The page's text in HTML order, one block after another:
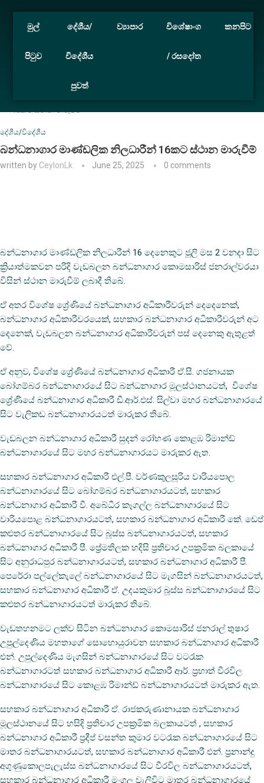
මුල්
පිටුව
දේශීය/
විදේශීය
පුවත්
ව්‍යාපාර විශේෂාංග
/ රසදෝත
කනපිට
16කට ස්ථාන මාරුවීම්
දේශීය/විදේශීය
බන්ධනාගාර මාණ්ඩලික නිලධාරීන් 16කට ස්ථාන මාරුවීම්
written by CeylonLk June 25, 2025 0 comments
බන්ධනාගාර මාණ්ඩලික නිලධාරීන් 16 දෙනෙකුට ජූලි මස 2 වනදා සිට
ක්‍රියාත්මකවන පරිදි වැඩබලන බන්ධනාගාර කොමසාරිස් ජනරාල්වරයා
විසින් ස්ථාන මාරුවීම් ලබාදී තිබේ.
ඒ අතර විශේෂ ශ්‍රේණියේ බන්ධනාගාර අධිකාරීවරුන් දෙදෙනෙක්,
බන්ධනාගාර අධිකාරීවරයෙක්, සහකාර බන්ධනාගාර අධිකාරීවරුන් අට
දෙනෙක්, වැඩබලන බන්ධනාගාර අධිකාරීවරුන් පස් දෙනෙකු ඇතුළත්
වේ.
ඒ අනුව, විශේෂ ශ්‍රේණියේ බන්ධනාගාර අධිකාරී ඒ.සී. ගජනායක
බෝගම්බර බන්ධනාගාරයේ සිට බන්ධනාගාර මූලස්ථානයටත්, විශේෂ
ශ්‍රේණියේ බන්ධනාගාර අධිකාරී ඩී.ආර්.එස්. සිල්වා මහර බන්ධනාගාරයේ
සිට වැලිකඩ බන්ධනාගාරයටත් මාරුකර තිබේ.
වැඩබලන බන්ධනාගාර අධිකාරී සුදන් රෝහණ කොළඹ රිමාන්ඩ්
බන්ධනාගාරයේ සිට මහර බන්ධනාගාරයට මාරුකර ඇත.
සහකාර බන්ධනාගාර අධිකාරී එල්.පී. වර්ණකුලසූරිය වාරියපොල
බන්ධනාගාරයේ සිට බෝගම්බර බන්ධනාගාරයටත්, සහකාර
බන්ධනාගාර අධිකාරී වී. අබේධීර කෑගල්ල බන්ධනාගාරයේ සිට
වාරියපොළ බන්ධනාගාරයටත්, සහකාර බන්ධනාගාර අධිකාරී කේ. ඩෙප්
කළුතර බන්ධනාගාරයේ සිට බූස්ස බන්ධනාගාරයටත්, සහකාර
බන්ධනාගාර අධිකාරී පී. ප්‍රේමතිලක හදිසි ප්‍රතිචාර උපක්‍රමික බලකායේ
සිට අනුරාධපුර බන්ධනාගාරයටත්, සහකාර බන්ධනාගාර අධිකාරී පී.
පෙරේරා පල්ලේකැලේ බන්ධනාගාරයේ සිට මැගසින් බන්ධනාගාරයටත්,
සහකාර බන්ධනාගාර අධිකාරී ඒ. උදයකුමාර බූස්ස බන්ධනාගාරයේ සිට
කළුතර බන්ධනාගාරයටත් මාරුකර තිබේ.
වැඩතහනමට ලක්ව සිටින බන්ධනාගාර කොමසාරිස් ජනරාල් තුෂාර
උපුල්දෙණිය මහතාගේ සොහොයුරාවන සහකාර බන්ධනාගාර අධිකාරී
එන්. උපුල්දෙණිය මැගසින් බන්ධනාගාරයේ සිට වටරැක
බන්ධනාගාරටත් සහකාර බන්ධනාගාර අධිකාරී ආර්. ප්‍රභාත් වීරවිල
බන්ධනාගාරයේ සිට කොළඹ රිමාන්ඩ් බන්ධනාගාරයටත් මාරුකර ඇත.
සහකාර බන්ධනාගාර අධිකාරී ඒ. රාජකරුණානායක බන්ධනාගාර
මූලස්ථානයේ සිට හසිදි ප්‍රතිචාර උපක්‍රමික බලකායටත් , සහකාර
බන්ධනාගාර අධිකාරී ප්‍රදීප් වසන්ත කුමාර වටරැක බන්ධනාගාරයේ සිට
මාතර බන්ධනාගාරයටත්, සහකාර බන්ධනාගාර අධිකාරී එන්. ප්‍රනාන්දු
අගුණුකොලපැලැස්ස බන්ධනාගාරයේ සිට වීරවිල බන්ධනාගාරයටත්,
සහකාර බන්ධනාගාර අධිකාරී මංගල වැලිවිට මාතර බන්ධනාගාරයේ